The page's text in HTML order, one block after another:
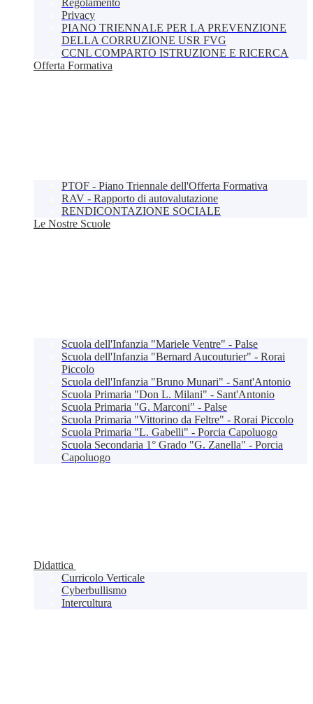
Regolamento
Privacy
PIANO TRIENNALE PER LA PREVENZIONE
DELLA CORRUZIONE USR FVG
CCNL COMPARTO ISTRUZIONE E RICERCA
Offerta Formativa
PTOF - Piano Triennale dell'Offerta Formativa
RAV - Rapporto di autovalutazione
RENDICONTAZIONE SOCIALE
Le Nostre Scuole
Scuola dell'Infanzia "Mariele Ventre" - Palse
Scuola dell'Infanzia "Bernard Aucouturier" - Rorai
Piccolo
Scuola dell'Infanzia "Bruno Munari" - Sant'Antonio
Scuola Primaria "Don L. Milani" - Sant'Antonio
Scuola Primaria "G. Marconi" - Palse
Scuola Primaria "Vittorino da Feltre" - Rorai Piccolo
Scuola Primaria "L. Gabelli" - Porcia Capoluogo
Scuola Secondaria 1° Grado "G. Zanella" - Porcia
Capoluogo
Didattica
Curricolo Verticale
Cyberbullismo
Intercultura